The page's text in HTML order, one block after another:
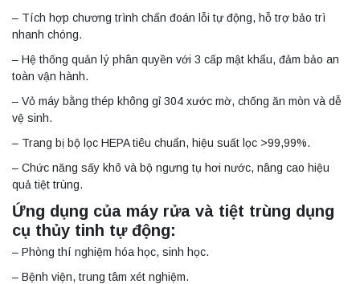
– Tích hợp chương trình chẩn đoán lỗi tự động, hỗ trợ bảo trì
nhanh chóng.
– Hệ thống quản lý phân quyền với 3 cấp mật khẩu, đảm bảo an
toàn vận hành.
– Vỏ máy bằng thép không gỉ 304 xước mờ, chống ăn mòn và dễ
vệ sinh.
– Trang bị bộ lọc HEPA tiêu chuẩn, hiệu suất lọc >99,99%.
– Chức năng sấy khô và bộ ngưng tụ hơi nước, nâng cao hiệu
quả tiệt trùng.
Ứng dụng của máy rửa và tiệt trùng dụng
cụ thủy tinh tự động:
– Phòng thí nghiệm hóa học, sinh học.
– Bệnh viện, trung tâm xét nghiệm.